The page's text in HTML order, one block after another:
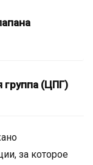
(ЦПГ)
за которое